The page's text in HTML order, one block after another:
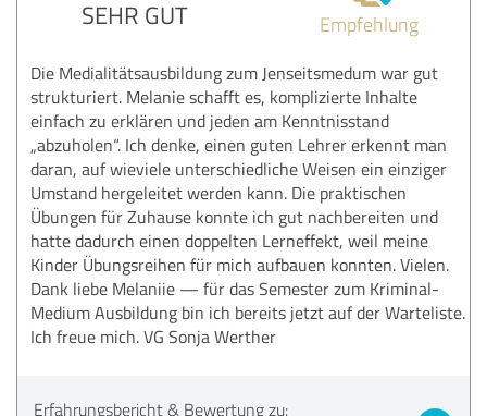
SEHR GUT Empfehlung
Die Medialitätsausbildung zum Jenseitsmedum war gut
strukturiert. Melanie schafft es, komplizierte Inhalte
einfach zu erklären und jeden am Kenntnisstand
„abzuholen“. Ich denke, einen guten Lehrer erkennt man
daran, auf wieviele unterschiedliche Weisen ein einziger
Umstand hergeleitet werden kann. Die praktischen
Übungen für Zuhause konnte ich gut nachbereiten und
hatte dadurch einen doppelten Lerneffekt, weil meine
Kinder Übungsreihen für mich aufbauen konnten. Vielen.
Dank liebe Melaniie — für das Semester zum Kriminal-
Medium Ausbildung bin ich bereits jetzt auf der Warteliste.
Ich freue mich. VG Sonja Werther
Erfahrungsbericht & Bewertung zu: